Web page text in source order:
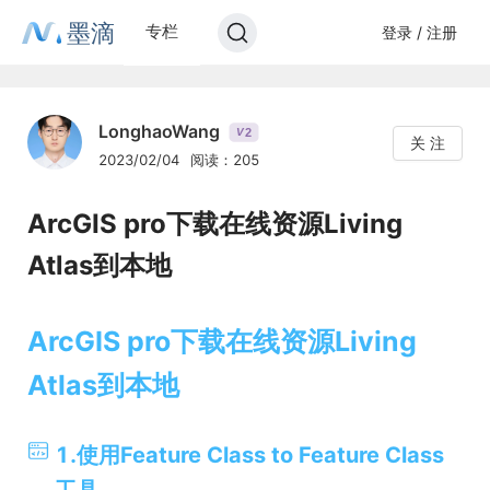
墨滴 专栏 登录 / 注册
LonghaoWang V2
2023/02/04 阅读：205
关 注
ArcGIS pro下载在线资源Living
Atlas到本地
ArcGIS pro下载在线资源Living
Atlas到本地
1.使用Feature Class to Feature Class